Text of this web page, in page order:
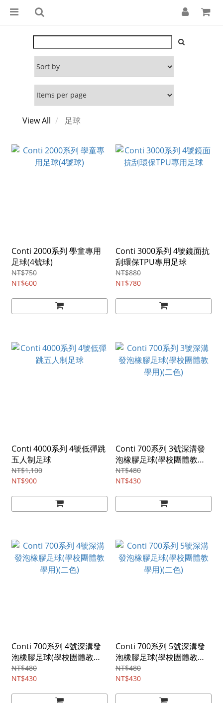
View All 足球
Conti 2000系列 學童專用
足球(4號球)
NT$750
NT$600
Conti 3000系列 4號鏡面抗
刮環保TPU專用足球
NT$880
NT$780
Conti 4000系列 4號低彈跳
五人制足球
NT$1,100
NT$900
Conti 700系列 3號深溝發
泡橡膠足球(學校團體教學
用)(二色)
NT$480
NT$430
Conti 700系列 4號深溝發
泡橡膠足球(學校團體教學
用)(二色)
NT$480
NT$430
Conti 700系列 5號深溝發
泡橡膠足球(學校團體教學
用)(二色)
NT$480
NT$430